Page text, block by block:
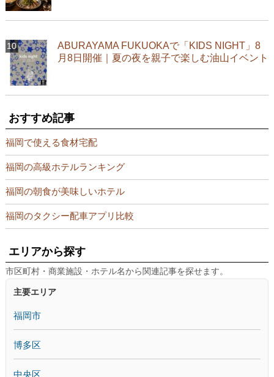
ABURAYAMA FUKUOKAで「KIDS NIGHT」8
月8日開催｜夏の夜を親子で楽しむ油山イベント
おすすめ記事
福岡で使える食材宅配
福岡の高級ホテルランキング
福岡の朝食が美味しいホテル
福岡のタクシー配車アプリ比較
エリアから探す
市区町村・商業施設・ホテル名から関連記事を探せます。
主要エリア
福岡市
博多区
中央区